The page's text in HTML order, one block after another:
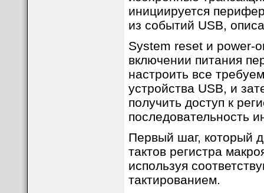
инициируется
из событий USB,
System reset и power-
включении питания
настроить все
устройства USB, и
получить доступ к
последовательность
Первый шаг, который
тактов регистра
используя
тактированием.